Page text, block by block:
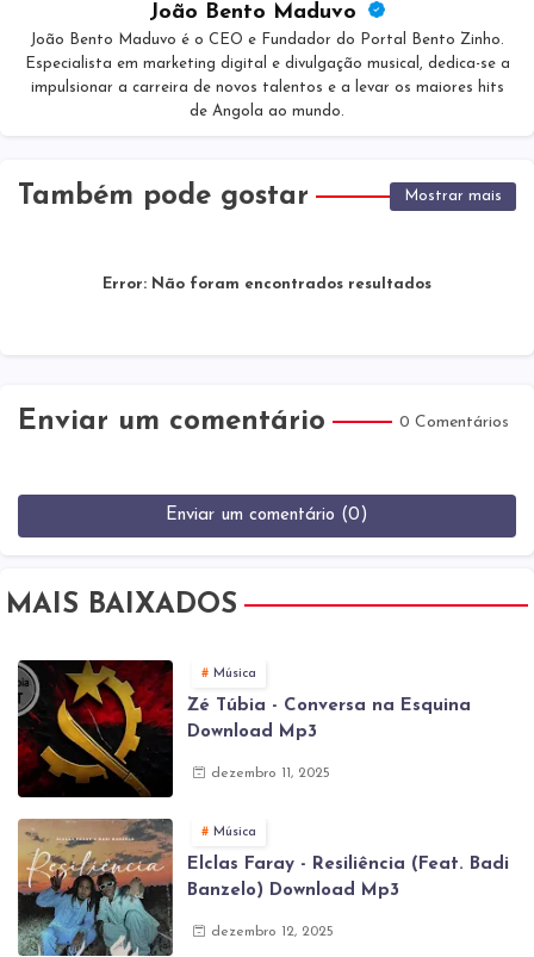
João Bento Maduvo
João Bento Maduvo é o CEO e Fundador do Portal Bento Zinho.
Especialista em marketing digital e divulgação musical, dedica-se a
impulsionar a carreira de novos talentos e a levar os maiores hits
de Angola ao mundo.
Também pode gostar Mostrar mais
Error: Não foram encontrados resultados
Enviar um comentário 0 Comentários
Enviar um comentário (0)
MAIS BAIXADOS
Música
Zé Túbia - Conversa na Esquina
Download Mp3
dezembro 11, 2025
Música
Elclas Faray - Resiliência (Feat. Badi
Banzelo) Download Mp3
dezembro 12, 2025